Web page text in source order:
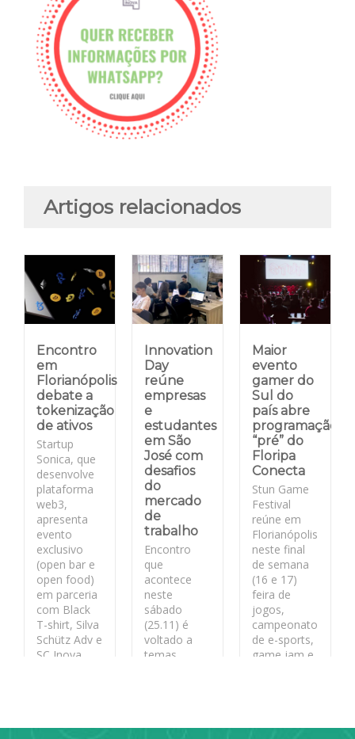
Artigos relacionados
Encontro
em
Florianópolis
debate a
tokenização
de ativos
Startup
Sonica, que
desenvolve
plataforma
web3,
apresenta
evento
exclusivo
(open bar e
open food)
em parceria
com Black
T-shirt, Silva
Schütz Adv e
SC Inova.
Innovation
Day
reúne
empresas
e
estudantes
em São
José com
desafios
do
mercado
de
trabalho
Encontro
que
acontece
neste
sábado
(25.11) é
voltado a
temas
é da Esag Jr.
Maior
evento
gamer do
Sul do
país abre
programação
“pré” do
Floripa
Conecta
Stun Game
Festival
reúne em
Florianópolis
neste final
de semana
(16 e 17)
feira de
jogos,
campeonato
de e-sports,
game jam e